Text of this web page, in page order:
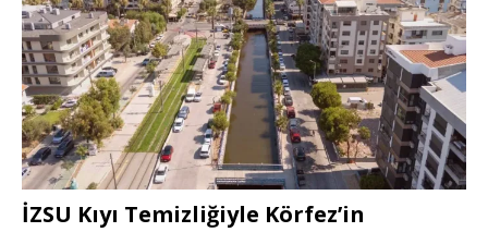
İZSU Kıyı Temizliğiyle Körfez’in